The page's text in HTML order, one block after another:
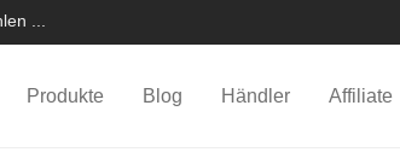
...
Produkte Blog Händler Affiliate